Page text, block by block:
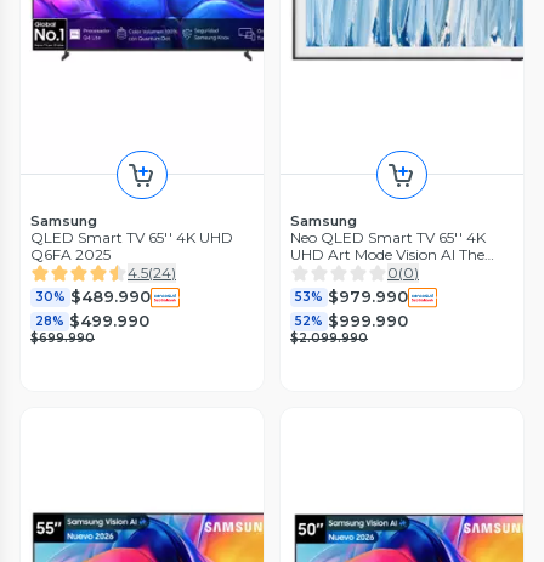
Samsung
QLED Smart TV 65'' 4K UHD
Q6FA 2025
4.5(24)
30% $489.990
28% $499.990
$699.990
Samsung
Neo QLED Smart TV 65'' 4K
UHD Art Mode Vision AI The
Frame Pro LS03HW con Marco
2026
0(0)
53% $979.990
52% $999.990
$2.099.990